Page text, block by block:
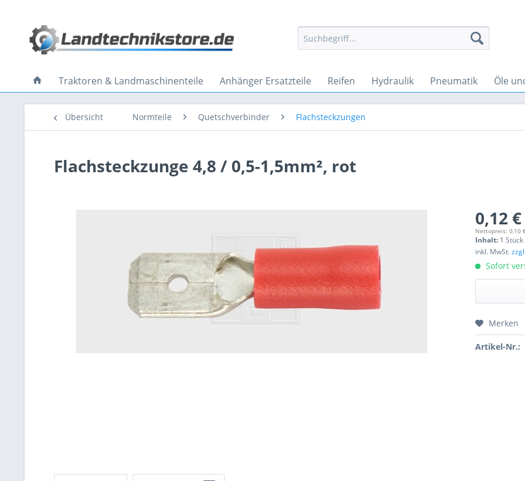
Traktoren & Landmaschinenteile Anhänger Ersatzteile Reifen Hydraulik Pneumatik Öle
Übersicht Normteile Quetschverbinder Flachsteckzungen
Flachsteckzunge 4,8 / 0,5-1,5mm², rot
0,12
Nettopreis: 0,10
Inhalt: 1 Stück
inkl. MwSt.
Sofort
Preis
Merken
Artikel-Nr.: